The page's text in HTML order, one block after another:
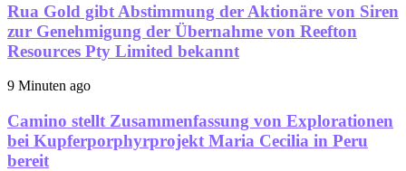
Rua Gold gibt Abstimmung der Aktionäre von Siren
zur Genehmigung der Übernahme von Reefton
Resources Pty Limited bekannt
9 Minuten ago
Camino stellt Zusammenfassung von Explorationen
bei Kupferporphyrprojekt Maria Cecilia in Peru
bereit